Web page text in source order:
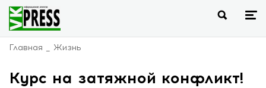
Главная Жизнь
Курс на затяжной конфликт!